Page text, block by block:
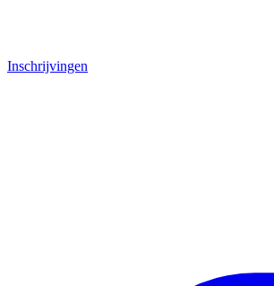
Inschrijvingen